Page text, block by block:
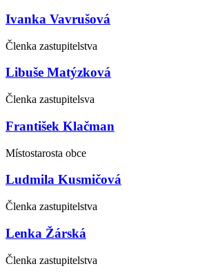
Ivanka Vavrušová
Členka zastupitelstva
Libuše Matýzková
Členka zastupitelsva
František Klačman
Místostarosta obce
Ludmila Kusmičová
Členka zastupitelstva
Lenka Žárská
Členka zastupitelstva